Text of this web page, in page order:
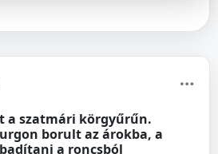
a szatmári körgyűrűn.
borult az árokba, a
a roncsból